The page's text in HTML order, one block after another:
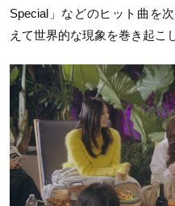
Special」などのヒット曲を
えて世界的な現象を巻き起こ